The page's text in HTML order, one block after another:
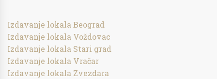
Izdavanje lokala Beograd
Izdavanje lokala Voždovac
Izdavanje lokala Stari grad
Izdavanje lokala Vračar
Izdavanje lokala Zvezdara